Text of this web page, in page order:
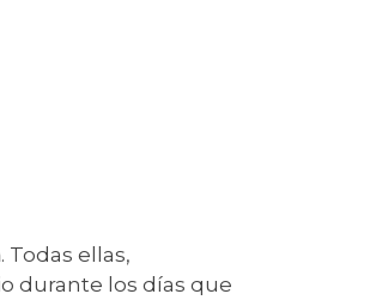
. Todas ellas,
durante los días que